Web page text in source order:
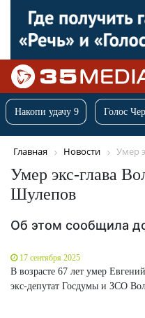
Накопи удачу 9 Голос
Главная Новости Умер
Умер экс-глава
Шулепов
Об этом сообщила
17 сентября 2025
В возрасте 67 лет умер
экс-депутат Госдумы и ЗСО